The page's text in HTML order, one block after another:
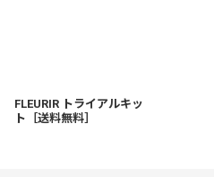
FLEURIR トライアルキッ
ト［送料無料］